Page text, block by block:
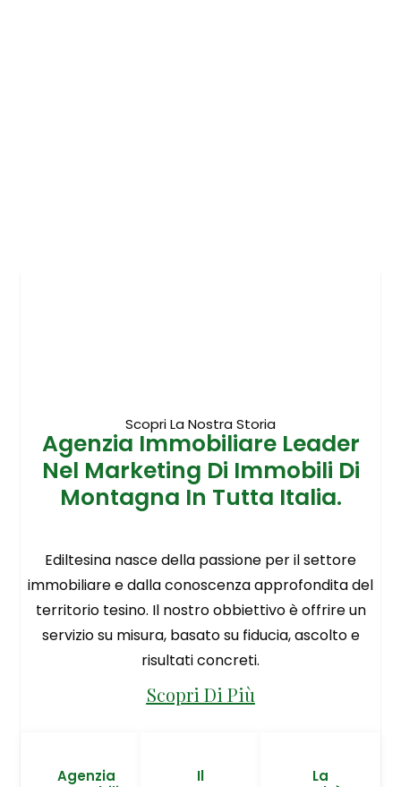
Scopri La Nostra Storia
Agenzia Immobiliare Leader
Nel Marketing Di Immobili Di
Montagna In Tutta Italia.
Ediltesina nasce della passione per il settore
immobiliare e dalla conoscenza approfondita del
territorio tesino. Il nostro obbiettivo è offrire un
servizio su misura, basato su fiducia, ascolto e
risultati concreti.
Scopri Di Più
Agenzia
Il
La